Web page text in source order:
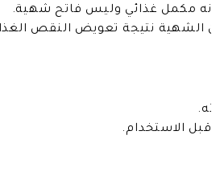
لأنه مكمل غذائي وليس فاتح شهية.
الشهية نتيجة تعويض النقص
قبل الاستخدام.